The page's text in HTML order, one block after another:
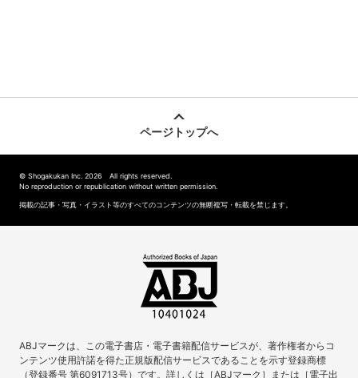
ページトップへ
© Shogakukan Inc. 2026 All rights reserved.
No reproduction or republication without written permission.
掲載の記事・写真・イラスト等のすべてのコンテンツの無断複写・転載を禁じます。
ABJマークは、この電子書店・電子書籍配信サービスが、著作権者からコ
ンテンツ使用許諾を得た正規版配信サービスであることを示す登録商標
（登録番号 第6091713号）です。詳しくは［ABJマーク］または［電子出